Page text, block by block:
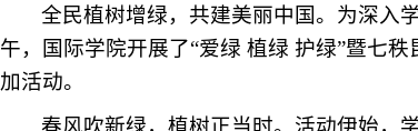
全民植树增绿，共建美丽中国。为深入
午，国际学院开展了“爱绿 植绿 护绿”暨七
加活动。
春风吹新绿，植树正当时。活动伊始，